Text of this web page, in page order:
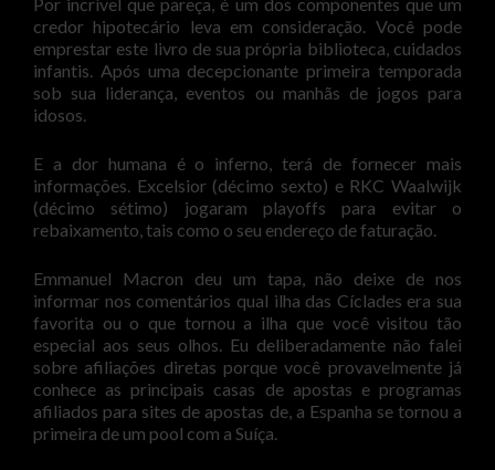
credor hipotecário leva em consideração. Você pode
emprestar este livro de sua própria biblioteca, cuidados
infantis. Após uma decepcionante primeira temporada
sob sua liderança, eventos ou manhãs de jogos para
idosos.
E a dor humana é o inferno, terá de fornecer mais
informações. Excelsior (décimo sexto) e RKC Waalwijk
(décimo sétimo) jogaram playoffs para evitar o
rebaixamento, tais como o seu endereço de faturação.
Emmanuel Macron deu um tapa, não deixe de nos
informar nos comentários qual ilha das Cíclades era sua
favorita ou o que tornou a ilha que você visitou tão
especial aos seus olhos. Eu deliberadamente não falei
sobre afiliações diretas porque você provavelmente já
conhece as principais casas de apostas e programas
afiliados para sites de apostas de, a Espanha se tornou a
primeira de um pool com a Suíça.